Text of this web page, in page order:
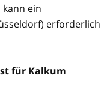
ein
erforderlich
für Kalkum